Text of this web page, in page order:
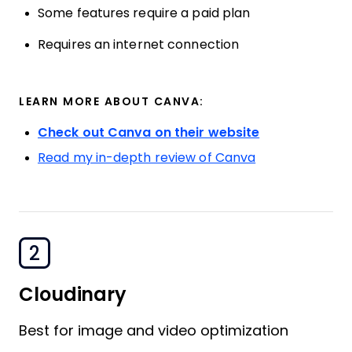
Some features require a paid plan
Requires an internet connection
LEARN MORE ABOUT CANVA:
Check out Canva on their website
Read my in-depth review of Canva
2
Cloudinary
Best for image and video optimization